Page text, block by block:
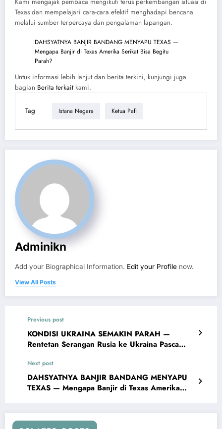
Kami mengajak pembaca mengikuti terus perkembangan situasi di
Texas dan mempelajari cara-cara efektif menghadapi bencana
melalui sumber terpercaya dan pengalaman lapangan.
DAHSYATNYA BANJIR BANDANG MENYAPU TEXAS —
Mengapa Banjir di Texas Amerika Serikat Bisa Begitu
Parah?
Untuk informasi lebih lanjut dan berita terkini, kunjungi juga
bagian Berita terkaitkami.
Tag Istana Negara Ketua Pafi
Adminikn
Add your Biographical Information. Edit your Profile now.
View All Posts
Previous post
KONDISI UKRAINA SEMAKIN PARAH —
Rentetan Serangan Rusia ke Ukraina Pasca
Next post
DAHSYATNYA BANJIR BANDANG MENYAPU
TEXAS — Mengapa Banjir di Texas Amerika